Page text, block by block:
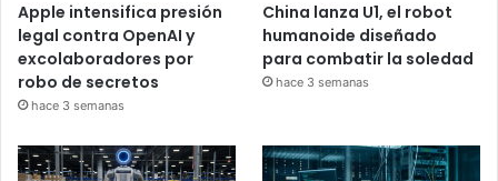
Apple intensifica presión
legal contra OpenAI y
excolaboradores por
robo de secretos
hace 3 semanas
China lanza U1, el robot
humanoide diseñado
para combatir la soledad
hace 3 semanas